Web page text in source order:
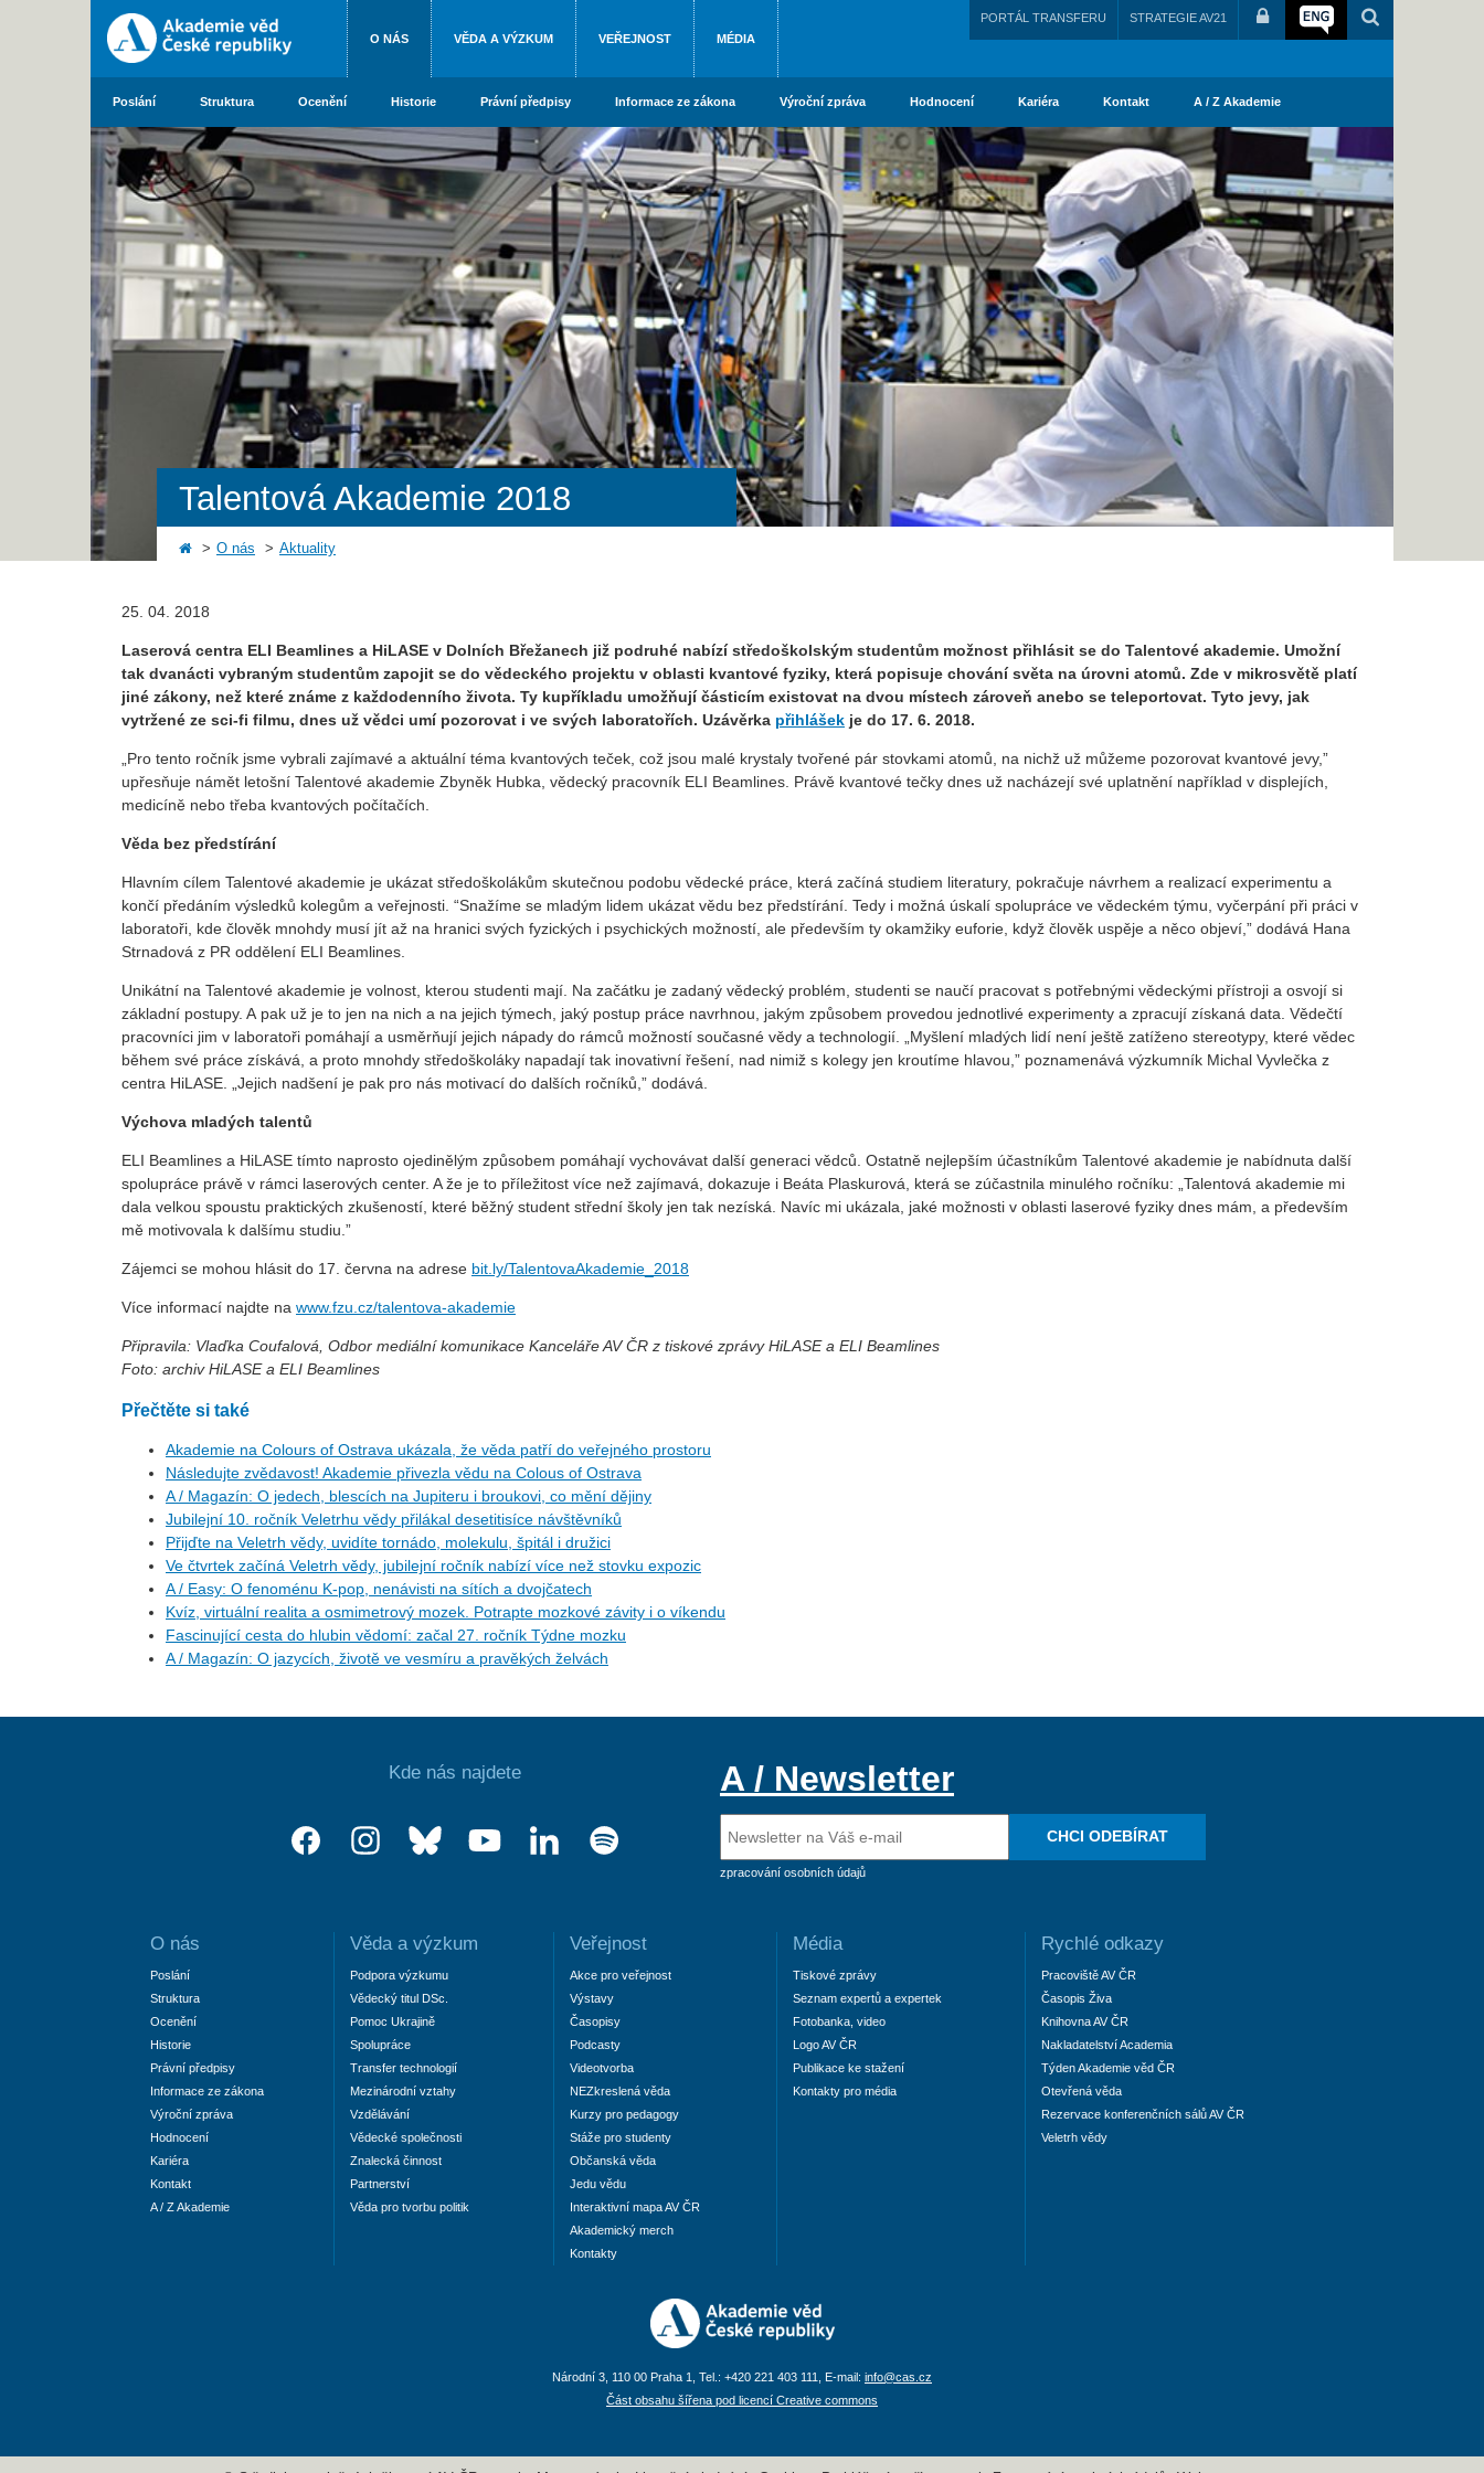
O NÁS VĚDA A VÝZKUM VEŘEJNOST MÉDIA
PORTÁL TRANSFERU STRATEGIE AV21
Poslání Struktura Ocenění Historie Právní předpisy Informace ze zákona Výroční zpráva Hodnocení Kariéra Kontakt A / Z Akademie
Talentová Akademie 2018
O nás Aktuality
25. 04. 2018
Laserová centra ELI Beamlines a HiLASE v Dolních Břežanech již podruhé nabízí středoškolským studentům možnost přihlásit se do Talentové akademie. Umožní
tak dvanácti vybraným studentům zapojit se do vědeckého projektu v oblasti kvantové fyziky, která popisuje chování světa na úrovni atomů. Zde v mikrosvětě platí
jiné zákony, než které známe z každodenního života. Ty kupříkladu umožňují částicím existovat na dvou místech zároveň anebo se teleportovat. Tyto jevy, jak
vytržené ze sci-fi filmu, dnes už vědci umí pozorovat i ve svých laboratořích. Uzávěrka přihlášek je do 17. 6. 2018.
„Pro tento ročník jsme vybrali zajímavé a aktuální téma kvantových teček, což jsou malé krystaly tvořené pár stovkami atomů, na nichž už můžeme pozorovat kvantové jevy,”
upřesňuje námět letošní Talentové akademie Zbyněk Hubka, vědecký pracovník ELI Beamlines. Právě kvantové tečky dnes už nacházejí své uplatnění například v displejích,
medicíně nebo třeba kvantových počítačích.
Věda bez předstírání
Hlavním cílem Talentové akademie je ukázat středoškolákům skutečnou podobu vědecké práce, která začíná studiem literatury, pokračuje návrhem a realizací experimentu a
končí předáním výsledků kolegům a veřejnosti. “Snažíme se mladým lidem ukázat vědu bez předstírání. Tedy i možná úskalí spolupráce ve vědeckém týmu, vyčerpání při práci v
laboratoři, kde člověk mnohdy musí jít až na hranici svých fyzických i psychických možností, ale především ty okamžiky euforie, když člověk uspěje a něco objeví,” dodává Hana
Strnadová z PR oddělení ELI Beamlines.
Unikátní na Talentové akademie je volnost, kterou studenti mají. Na začátku je zadaný vědecký problém, studenti se naučí pracovat s potřebnými vědeckými přístroji a osvojí si
základní postupy. A pak už je to jen na nich a na jejich týmech, jaký postup práce navrhnou, jakým způsobem provedou jednotlivé experimenty a zpracují získaná data. Vědečtí
pracovníci jim v laboratoři pomáhají a usměrňují jejich nápady do rámců možností současné vědy a technologií. „Myšlení mladých lidí není ještě zatíženo stereotypy, které vědec
během své práce získává, a proto mnohdy středoškoláky napadají tak inovativní řešení, nad nimiž s kolegy jen kroutíme hlavou,” poznamenává výzkumník Michal Vyvlečka z
centra HiLASE. „Jejich nadšení je pak pro nás motivací do dalších ročníků,” dodává.
Výchova mladých talentů
ELI Beamlines a HiLASE tímto naprosto ojedinělým způsobem pomáhají vychovávat další generaci vědců. Ostatně nejlepším účastníkům Talentové akademie je nabídnuta další
spolupráce právě v rámci laserových center. A že je to příležitost více než zajímavá, dokazuje i Beáta Plaskurová, která se zúčastnila minulého ročníku: „Talentová akademie mi
dala velkou spoustu praktických zkušeností, které běžný student střední školy jen tak nezíská. Navíc mi ukázala, jaké možnosti v oblasti laserové fyziky dnes mám, a především
mě motivovala k dalšímu studiu.”
Zájemci se mohou hlásit do 17. června na adrese bit.ly/TalentovaAkademie_2018
Více informací najdte na www.fzu.cz/talentova-akademie
Připravila: Vlaďka Coufalová, Odbor mediální komunikace Kanceláře AV ČR z tiskové zprávy HiLASE a ELI Beamlines
Foto: archiv HiLASE a ELI Beamlines
Přečtěte si také
Akademie na Colours of Ostrava ukázala, že věda patří do veřejného prostoru
Následujte zvědavost! Akademie přivezla vědu na Colous of Ostrava
A / Magazín: O jedech, blescích na Jupiteru i broukovi, co mění dějiny
Jubilejní 10. ročník Veletrhu vědy přilákal desetitisíce návštěvníků
Přijďte na Veletrh vědy, uvidíte tornádo, molekulu, špitál i družici
Ve čtvrtek začíná Veletrh vědy, jubilejní ročník nabízí více než stovku expozic
A / Easy: O fenoménu K-pop, nenávisti na sítích a dvojčatech
Kvíz, virtuální realita a osmimetrový mozek. Potrapte mozkové závity i o víkendu
Fascinující cesta do hlubin vědomí: začal 27. ročník Týdne mozku
A / Magazín: O jazycích, životě ve vesmíru a pravěkých želvách
Kde nás najdete A / Newsletter
zpracování osobních údajů
CHCI ODEBÍRAT
O nás
Poslání
Struktura
Ocenění
Historie
Právní předpisy
Informace ze zákona
Výroční zpráva
Hodnocení
Kariéra
Kontakt
A / Z Akademie
Věda a výzkum
Podpora výzkumu
Vědecký titul DSc.
Pomoc Ukrajině
Spolupráce
Transfer technologií
Mezinárodní vztahy
Vzdělávání
Vědecké společnosti
Znalecká činnost
Partnerství
Věda pro tvorbu politik
Veřejnost
Akce pro veřejnost
Výstavy
Časopisy
Podcasty
Videotvorba
NEZkreslená věda
Kurzy pro pedagogy
Stáže pro studenty
Občanská věda
Jedu vědu
Interaktivní mapa AV ČR
Akademický merch
Kontakty
Média
Tiskové zprávy
Seznam expertů a expertek
Fotobanka, video
Logo AV ČR
Publikace ke stažení
Kontakty pro média
Rychlé odkazy
Pracoviště AV ČR
Časopis Živa
Knihovna AV ČR
Nakladatelství Academia
Týden Akademie věd ČR
Otevřená věda
Rezervace konferenčních sálů AV ČR
Veletrh vědy
Národní 3, 110 00 Praha 1, Tel.: +420 221 403 111, E-mail: info@cas.cz
Část obsahu šířena pod licencí Creative commons